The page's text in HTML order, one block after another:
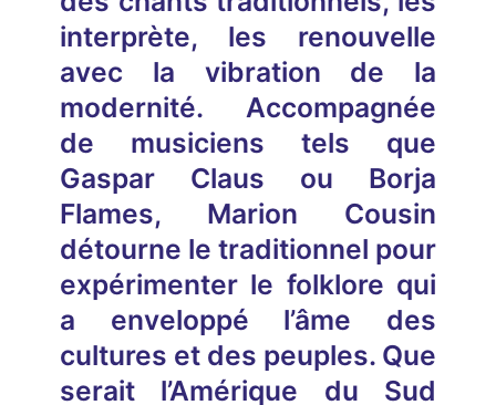
interprète, les renouvelle
avec la vibration de la
modernité. Accompagnée
de musiciens tels que
Gaspar Claus ou Borja
Flames, Marion Cousin
détourne le traditionnel pour
expérimenter le folklore qui
a enveloppé l’âme des
cultures et des peuples. Que
serait l’Amérique du Sud